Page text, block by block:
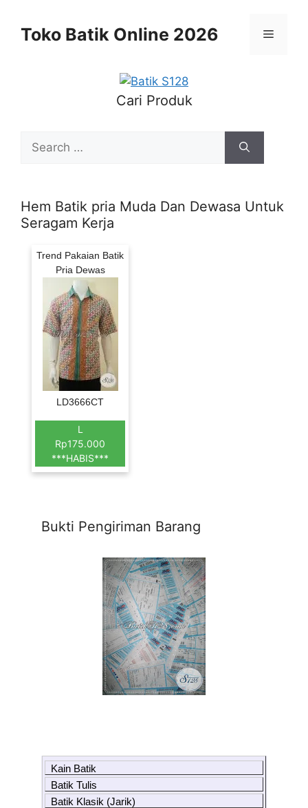
contentToko Batik Online 2026 Menu
Cari Produk
for:
Hem Batik pria Muda Dan Dewasa Untuk
Seragam Kerja
Trend Pakaian Batik
Pria Dewas
LD3666CT
L
Rp175.000
***HABIS***
Bukti Pengiriman Barang
Kain Batik
Batik Tulis
Batik Klasik (Jarik)